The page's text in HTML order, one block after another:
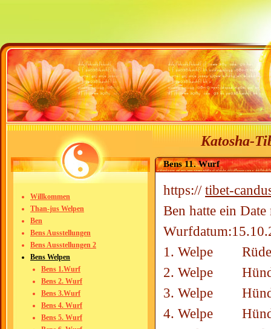
Katosha-
Willkommen
Than-jus Welpen
Ben
Bens Ausstellungen
Bens Ausstellungen 2
Bens Welpen
Bens 1.Wurf
Bens 2. Wurf
Bens 3.Wurf
Bens 4. Wurf
Bens 5. Wurf
Bens 11. Wurf
https://tibet-
Ben hatte ein
1. Welpe
2. Welpe
3. Welpe
4. Welpe